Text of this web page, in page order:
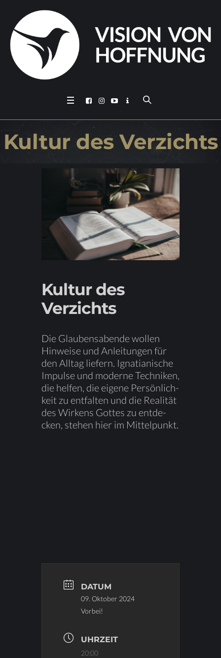
Kul­tur des Verzichts
Kul­tur des
Verzichts
Die Glau­bens­aben­de wol­len
Hin­wei­se und An­lei­tun­gen für
den All­tag lie­fern. Igna­tia­ni­sche
Im­pul­se und mo­der­ne Tech­ni­ken,
die hel­fen, die ei­ge­ne Per­sön­lich­
keit zu ent­fal­ten und dieRea­li­tät
des Wir­kens Got­tes zu ent­de­
cken, ste­hen hier im Mittelpunkt.
DATUM
09. Oktober 2024
Vorbei!
UHRZEIT
20:00